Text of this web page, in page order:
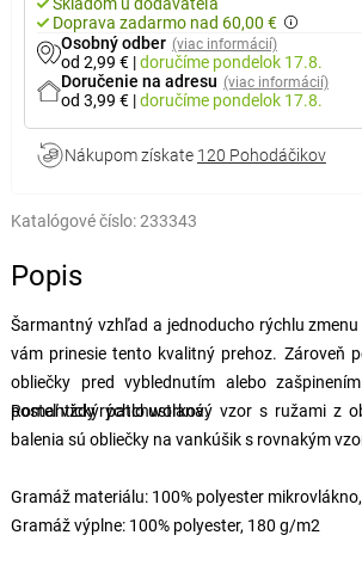
Doprava zadarmo nad 60,00 €
Osobný odber (viac informácií)
od 2,99 € |doručíme pondelok 17.8.
Doručenie na adresu (viac informácií)
od 3,99 € |doručíme pondelok 17.8.
Nákupom získate 120 Pohodáčikov
Katalógové číslo:233343
Popis
Šarmantný vzhľad a jednoducho rýchlu
vám prinesie tento kvalitný prehoz. Zároveň
obliečky pred vyblednutím alebo
posteľ vždy rýchlo ustlaná.
Romantický patchworkový vzor s ružami z
balenia sú obliečky na vankúšik s rovnakým
Gramáž materiálu: 100% polyester
Gramáž výplne: 100% polyester, 180 g/m2